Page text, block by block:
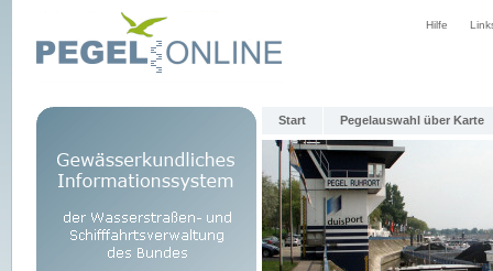
Hilfe
Start Pegelauswahl über Karte